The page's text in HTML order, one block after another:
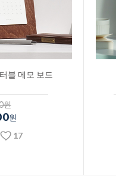
블 메모 보드
원
원
17